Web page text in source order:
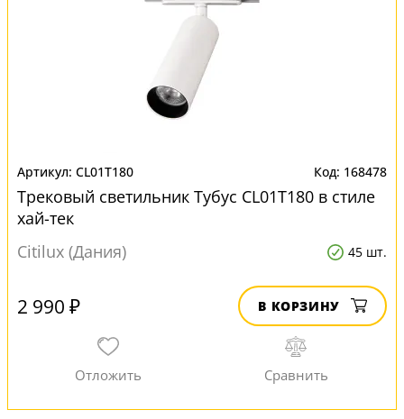
CL01T180 168478
Трековый светильник Тубус CL01T180 в стиле
хай-тек
Citilux (Дания)
45 шт.
2 990 ₽ В КОРЗИНУ